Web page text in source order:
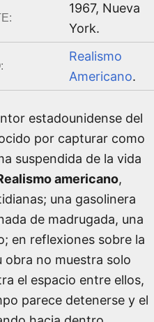
1967, Nueva
York.
Realismo
Americano.
estadounidense del
por capturar como
suspendida de la vida
americano,
una gasolinera
de madrugada, una
en reflexiones sobre la
obra no muestra solo
el espacio entre ellos,
parece detenerse y el